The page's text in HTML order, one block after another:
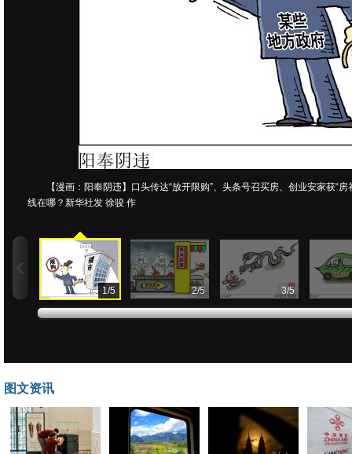
【漫画：阳奉阴违】口头传达“放开限购”、头条号召买房、创业安家获
线在哪？新华社发 徐骏 作
1/5 2/5 3/5
图文资讯